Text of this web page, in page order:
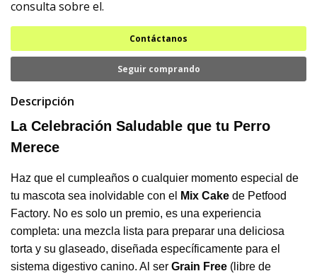
consulta sobre el.
Contáctanos
Seguir comprando
Descripción
La Celebración Saludable que tu Perro
Merece
Haz que el cumpleaños o cualquier momento especial de
tu mascota sea inolvidable con el
Mix Cake de Petfood
Factory. No es solo un premio, es una experiencia
completa: una mezcla lista para preparar una deliciosa
torta y su glaseado, diseñada específicamente para el
sistema digestivo canino. Al ser Grain Free (libre de